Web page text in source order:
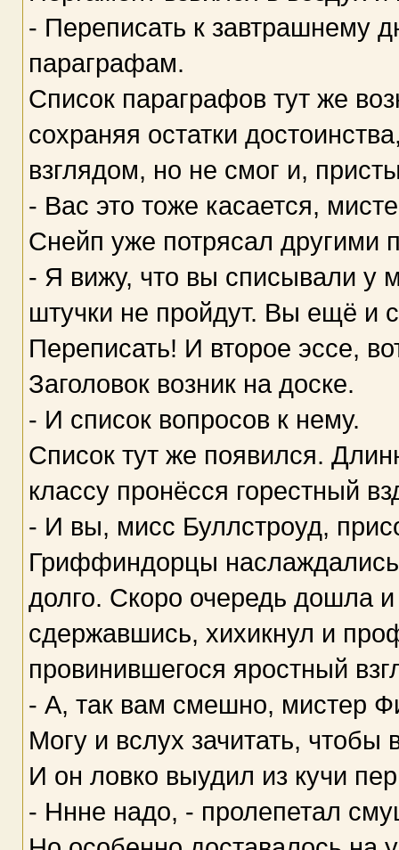
- Переписать к завтрашнему
параграфам.
Список параграфов тут же
сохраняя остатки
взглядом, но не смог и,
- Вас это тоже касается,
Снейп уже потрясал другими
- Я вижу, что вы списывали у
штучки не пройдут. Вы ещё и
Переписать! И второе эссе,
Заголовок возник на доске.
- И список вопросов к нему.
Список тут же появился.
классу пронёсся горестный
- И вы, мисс Буллстроуд,
Гриффиндорцы
долго. Скоро очередь дошла
сдержавшись, хихикнул и
провинившегося яростный
- А, так вам смешно, мистер
Могу и вслух зачитать, чтобы
И он ловко выудил из кучи
- Ннне надо, - пролепетал